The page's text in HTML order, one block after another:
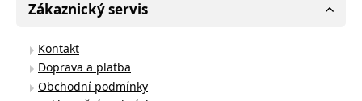
Zákaznický servis
Kontakt
Doprava a platba
Obchodní podmínky